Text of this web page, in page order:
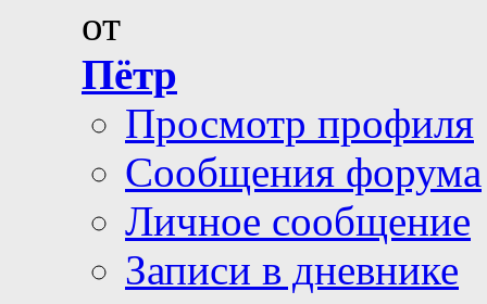
от
Пётр
Просмотр профиля
Сообщения форума
Личное сообщение
Записи в дневнике